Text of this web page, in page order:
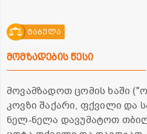
ტაბულა
მომზადების წესი
მოვამზადოთ ცომის ხაში
კოვზი შაქარი, ფქვილი და
ნელ-ნელა დავუმატოთ